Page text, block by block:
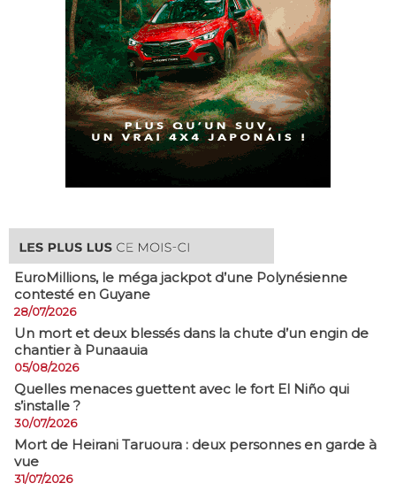
EuroMillions, ​le méga jackpot d’une Polynésienne
contesté en Guyane
28/07/2026
​Un mort et deux blessés dans la chute d’un engin de
chantier à Punaauia
05/08/2026
Quelles menaces guettent avec le fort El Niño qui
s’installe ?
30/07/2026
Mort de Heirani Taruoura : deux personnes en garde à
vue
31/07/2026